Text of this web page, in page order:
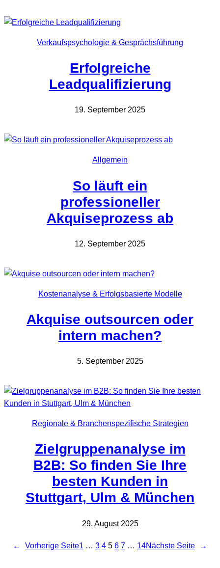
Verkaufspsychologie & Gesprächsführung
Erfolgreiche
Leadqualifizierung
19. September 2025
Allgemein
So läuft ein
professioneller
Akquiseprozess ab
12. September 2025
Kostenanalyse & Erfolgsbasierte Modelle
Akquise outsourcen oder
intern machen?
5. September 2025
Regionale & Branchenspezifische Strategien
Zielgruppenanalyse im
B2B: So finden Sie Ihre
besten Kunden in
Stuttgart, Ulm & München
29. August 2025
← Vorherige Seite1 … 3 4 5 6 7 … 14Nächste Seite →